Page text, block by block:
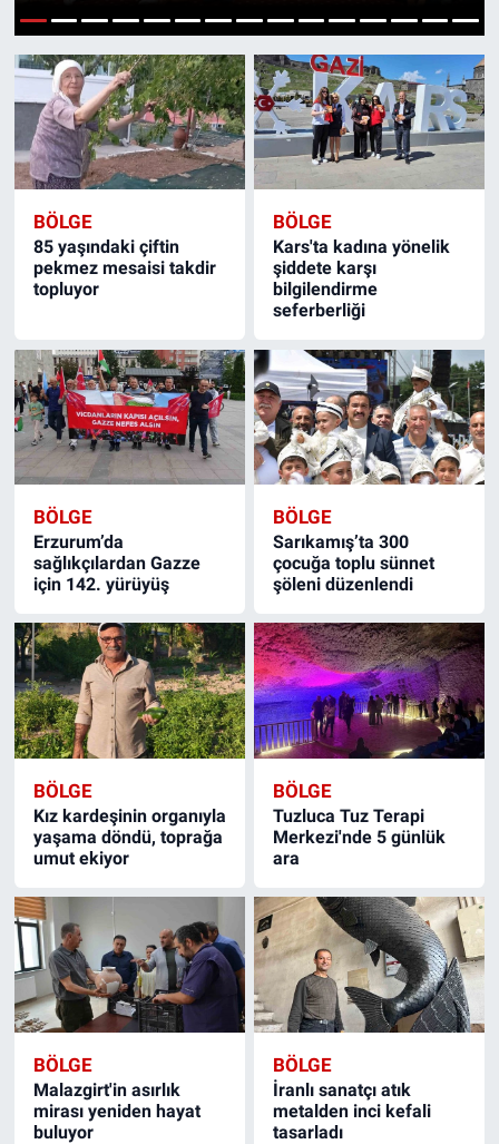
1
BÖLGE
85 yaşındaki çiftin
pekmez mesaisi takdir
topluyor
BÖLGE
Kars'ta kadına yönelik
şiddete karşı
bilgilendirme
seferberliği
BÖLGE
Erzurum’da
sağlıkçılardan Gazze
için 142. yürüyüş
BÖLGE
Sarıkamış’ta 300
çocuğa toplu sünnet
şöleni düzenlendi
BÖLGE
Kız kardeşinin organıyla
yaşama döndü, toprağa
umut ekiyor
BÖLGE
Tuzluca Tuz Terapi
Merkezi'nde 5 günlük
ara
BÖLGE
Malazgirt'in asırlık
mirası yeniden hayat
buluyor
BÖLGE
İranlı sanatçı atık
metalden inci kefali
tasarladı
Gündem
Kültür-Sanat
Magazin
Politika
Resmi İlanlar
Siyaset
Spor